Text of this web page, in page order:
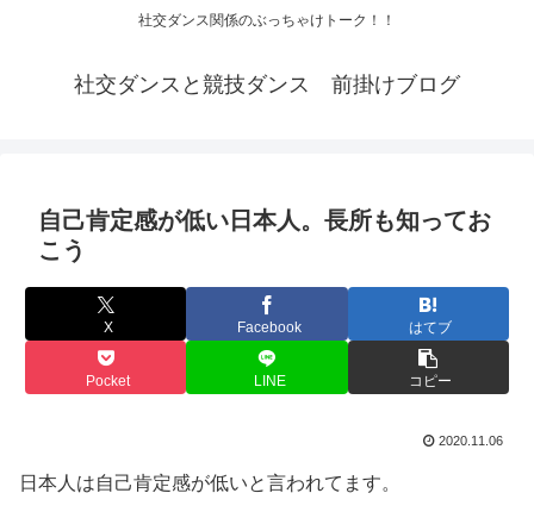
社交ダンス関係のぶっちゃけトーク！！
社交ダンスと競技ダンス 前掛けブログ
自己肯定感が低い日本人。長所も知ってお
こう
X Facebook はてブ
Pocket LINE コピー
2020.11.06
日本人は自己肯定感が低いと言われてます。